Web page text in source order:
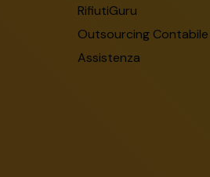
RifiutiGuru
Outsourcing Contabile
Assistenza